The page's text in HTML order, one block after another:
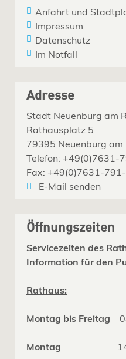
Anfahrt und
Impressum
Datenschutz
Im Notfall
Adresse
Stadt Neuenburg am
Rathausplatz 5
79395 Neuenburg am
Telefon: +49(0)7631-
Fax: +49(0)7631-
E-Mail senden
Öffnungszeiten
Servicezeiten des
Information für den
Rathaus:
Montag bis Freitag
Montag 14.00 -